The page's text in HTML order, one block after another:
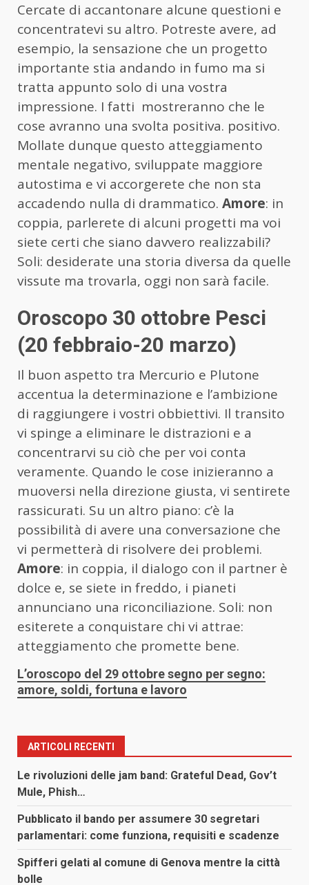
Cercate di accantonare alcune questioni e
concentratevi su altro. Potreste avere, ad
esempio, la sensazione che un progetto
importante stia andando in fumo ma si
tratta appunto solo di una vostra
impressione. I fatti mostreranno che le
cose avranno una svolta positiva. positivo.
Mollate dunque questo atteggiamento
mentale negativo, sviluppate maggiore
autostima e vi accorgerete che non sta
accadendo nulla di drammatico. Amore: in
coppia, parlerete di alcuni progetti ma voi
siete certi che siano davvero realizzabili?
Soli: desiderate una storia diversa da quelle
vissute ma trovarla, oggi non sarà facile.
Oroscopo 30 ottobre Pesci
(20 febbraio-20 marzo)
Il buon aspetto tra Mercurio e Plutone
accentua la determinazione e l’ambizione
di raggiungere i vostri obbiettivi. Il transito
vi spinge a eliminare le distrazioni e a
concentrarvi su ciò che per voi conta
veramente. Quando le cose inizieranno a
muoversi nella direzione giusta, vi sentirete
rassicurati. Su un altro piano: c’è la
possibilità di avere una conversazione che
vi permetterà di risolvere dei problemi.
Amore: in coppia, il dialogo con il partner è
dolce e, se siete in freddo, i pianeti
annunciano una riconciliazione. Soli: non
esiterete a conquistare chi vi attrae:
atteggiamento che promette bene.
L’oroscopo del 29 ottobre segno per segno:
amore, soldi, fortuna e lavoro
ARTICOLI RECENTI
Le rivoluzioni delle jam band: Grateful Dead, Gov’t
Mule, Phish…
Pubblicato il bando per assumere 30 segretari
parlamentari: come funziona, requisiti e scadenze
Spifferi gelati al comune di Genova mentre la città
bolle